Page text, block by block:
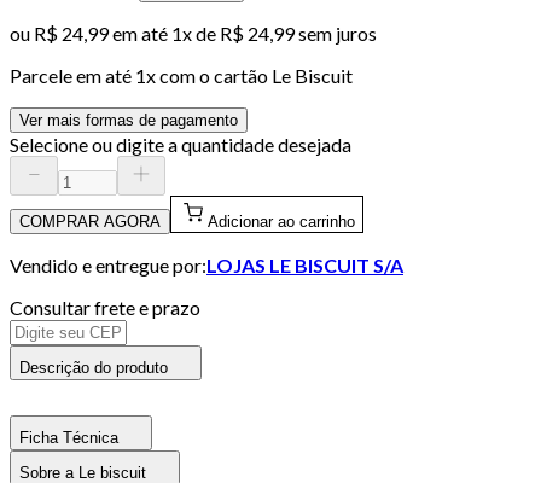
ou R$ 24,99em até 1x de R$ 24,99sem juros
Parcele em até 1x com o cartão Le Biscuit
Ver mais formas de pagamento
Selecione ou digite a quantidade desejada
COMPRAR AGORA Adicionar ao carrinho
Vendido e entregue por:LOJAS LE BISCUIT S/A
Consultar frete e prazo
Descrição do produto
Ficha Técnica
Sobre a Le biscuit